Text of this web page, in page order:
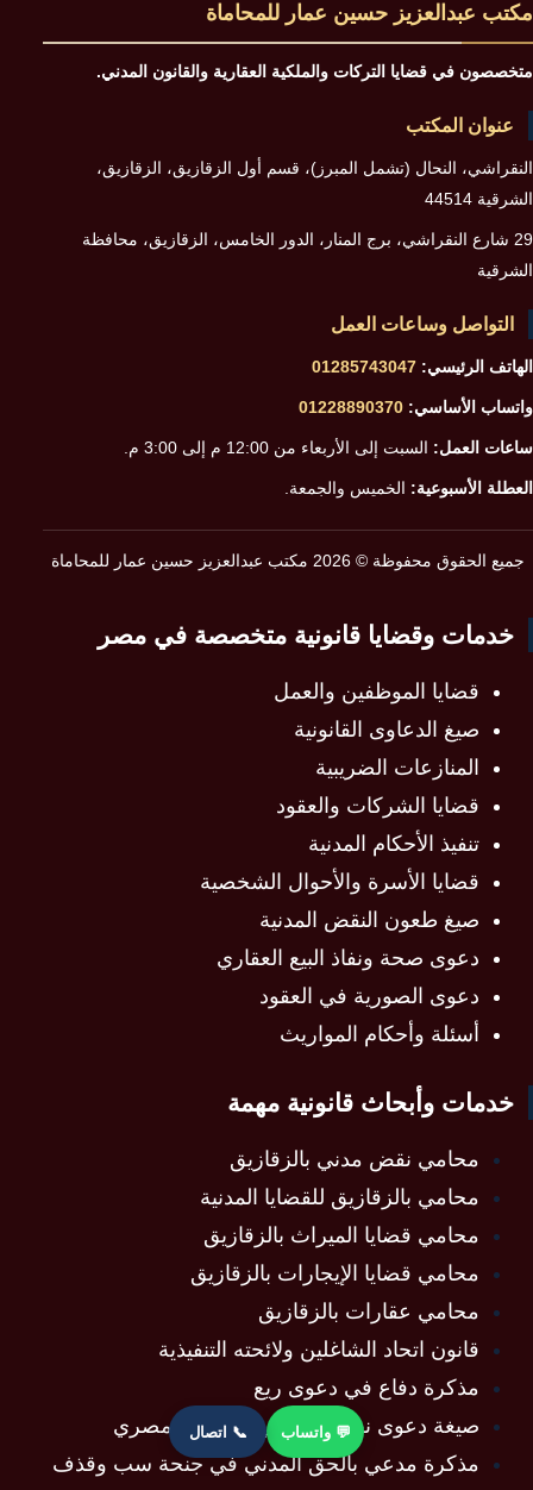
القانون
أمام
مكتب عبدالعزيز حسين عمار للمحاماة
متخصصون في قضايا التركات والملكية العقارية والقانون المدني.
عنوان المكتب
النقراشي، النحال (تشمل المبرز)، قسم أول الزقازيق، الزقازيق،
الشرقية 44514
29 شارع النقراشي، برج المنار، الدور الخامس، الزقازيق، محافظة
الشرقية
التواصل وساعات العمل
الهاتف الرئيسي: 01285743047
واتساب الأساسي: 01228890370
ساعات العمل: السبت إلى الأربعاء من 12:00 م إلى 3:00 م.
العطلة الأسبوعية: الخميس والجمعة.
جميع الحقوق محفوظة © 2026 مكتب عبدالعزيز حسين عمار للمحاماة
خدمات وقضايا قانونية متخصصة في مصر
قضايا الموظفين والعمل
صيغ الدعاوى القانونية
المنازعات الضريبية
قضايا الشركات والعقود
تنفيذ الأحكام المدنية
قضايا الأسرة والأحوال الشخصية
صيغ طعون النقض المدنية
دعوى صحة ونفاذ البيع العقاري
دعوى الصورية في العقود
أسئلة وأحكام المواريث
خدمات وأبحاث قانونية مهمة
محامي نقض مدني بالزقازيق
محامي بالزقازيق للقضايا المدنية
محامي قضايا الميراث بالزقازيق
محامي قضايا الإيجارات بالزقازيق
محامي عقارات بالزقازيق
قانون اتحاد الشاغلين ولائحته التنفيذية
مذكرة دفاع في دعوى ريع
صيغة دعوى نفقة عدة في القانون المصري
مذكرة مدعي بالحق المدني في جنحة سب وقذف
💬 واتساب 📞 اتصال